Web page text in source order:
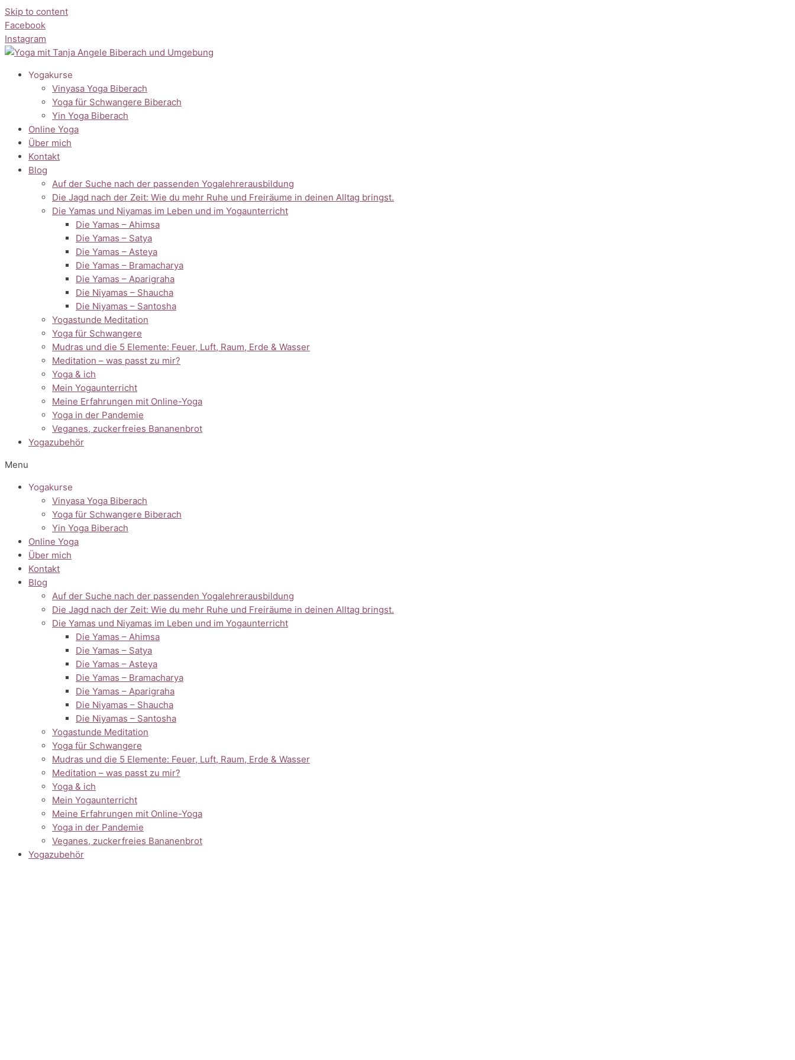
Skip to content
Facebook
Instagram
Yogakurse
Vinyasa Yoga Biberach
Yoga für Schwangere Biberach
Yin Yoga Biberach
Online Yoga
Über mich
Kontakt
Blog
Auf der Suche nach der passenden Yogalehrerausbildung
Die Jagd nach der Zeit: Wie du mehr Ruhe und Freiräume in deinen Alltag bringst.
Die Yamas und Niyamas im Leben und im Yogaunterricht
Die Yamas – Ahimsa
Die Yamas – Satya
Die Yamas – Asteya
Die Yamas – Bramacharya
Die Yamas – Aparigraha
Die Niyamas – Shaucha
Die Niyamas – Santosha
Yogastunde Meditation
Yoga für Schwangere
Mudras und die 5 Elemente: Feuer, Luft, Raum, Erde & Wasser
Meditation – was passt zu mir?
Yoga & ich
Mein Yogaunterricht
Meine Erfahrungen mit Online-Yoga
Yoga in der Pandemie
Veganes, zuckerfreies Bananenbrot
Yogazubehör
Menu
Yogakurse
Vinyasa Yoga Biberach
Yoga für Schwangere Biberach
Yin Yoga Biberach
Online Yoga
Über mich
Kontakt
Blog
Auf der Suche nach der passenden Yogalehrerausbildung
Die Jagd nach der Zeit: Wie du mehr Ruhe und Freiräume in deinen Alltag bringst.
Die Yamas und Niyamas im Leben und im Yogaunterricht
Die Yamas – Ahimsa
Die Yamas – Satya
Die Yamas – Asteya
Die Yamas – Bramacharya
Die Yamas – Aparigraha
Die Niyamas – Shaucha
Die Niyamas – Santosha
Yogastunde Meditation
Yoga für Schwangere
Mudras und die 5 Elemente: Feuer, Luft, Raum, Erde & Wasser
Meditation – was passt zu mir?
Yoga & ich
Mein Yogaunterricht
Meine Erfahrungen mit Online-Yoga
Yoga in der Pandemie
Veganes, zuckerfreies Bananenbrot
Yogazubehör